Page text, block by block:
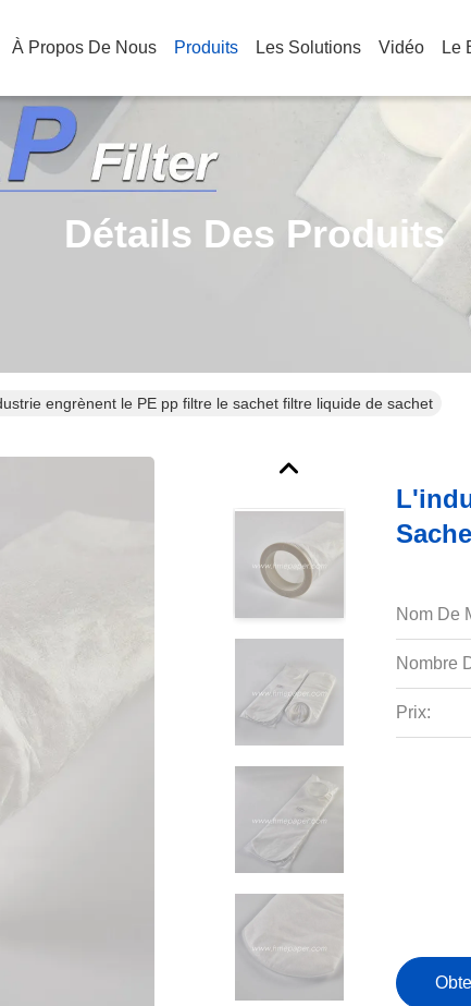
À Propos De Nous Produits Les Solutions Vidéo Le
Détails Des Produits
engrènent le PE pp filtre le sachet filtre liquide de sachet
Nom De
Nombre
Prix: